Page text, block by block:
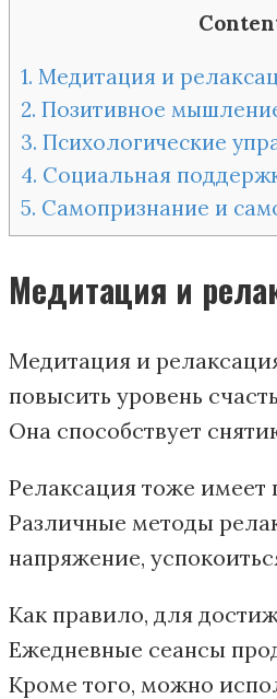
1. Медитация и
2. Позитивное
3. Психологические
4. Социальная
5. Самопризнание и
Медитация и
Медитация и
повысить уровень
Она способствует
Релаксация тоже имеет
Различные методы
напряжение,
Как правило, для
Ежедневные сеансы
Кроме того, можно